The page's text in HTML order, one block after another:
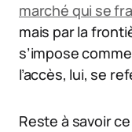
marché qui se
mais par la
s’impose
l’accès, lui, se
Reste à savoir